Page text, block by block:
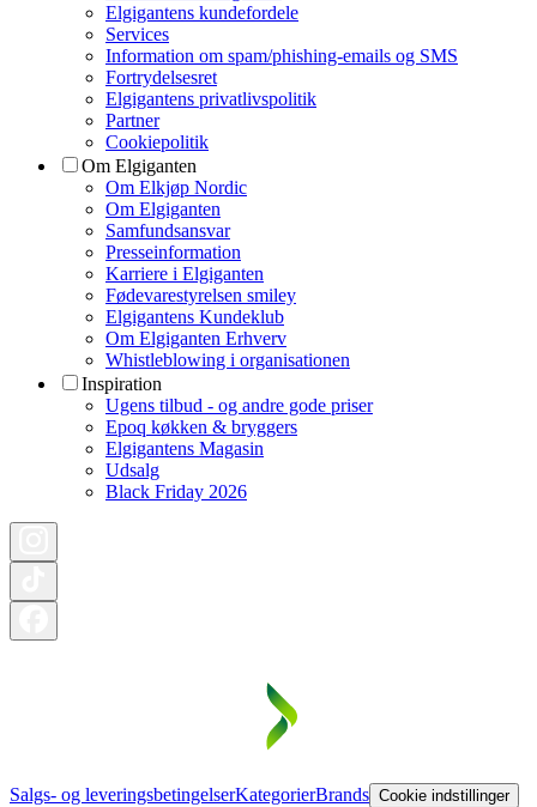
Elgigantens kundefordele
Services
Information om spam/phishing-emails og SMS
Fortrydelsesret
Elgigantens privatlivspolitik
Partner
Cookiepolitik
Om Elgiganten
Om Elkjøp Nordic
Om Elgiganten
Samfundsansvar
Presseinformation
Karriere i Elgiganten
Fødevarestyrelsen smiley
Elgigantens Kundeklub
Om Elgiganten Erhverv
Whistleblowing i organisationen
Inspiration
Ugens tilbud - og andre gode priser
Epoq køkken & bryggers
Elgigantens Magasin
Udsalg
Black Friday 2026
Salgs- og leveringsbetingelserKategorierBrands Cookie indstillinger